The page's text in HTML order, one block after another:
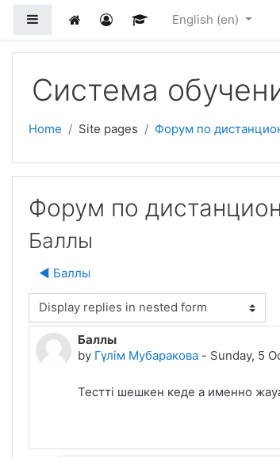
Side panel English ‎(en)‎
Система
Home Site pages Форум по
Форум по
Баллы
◀︎ Баллы
mode
Баллы
by Гүлім Мубаракова - Sunday, 5
Number of replies: 1
Тестті шешкен кеде а именно